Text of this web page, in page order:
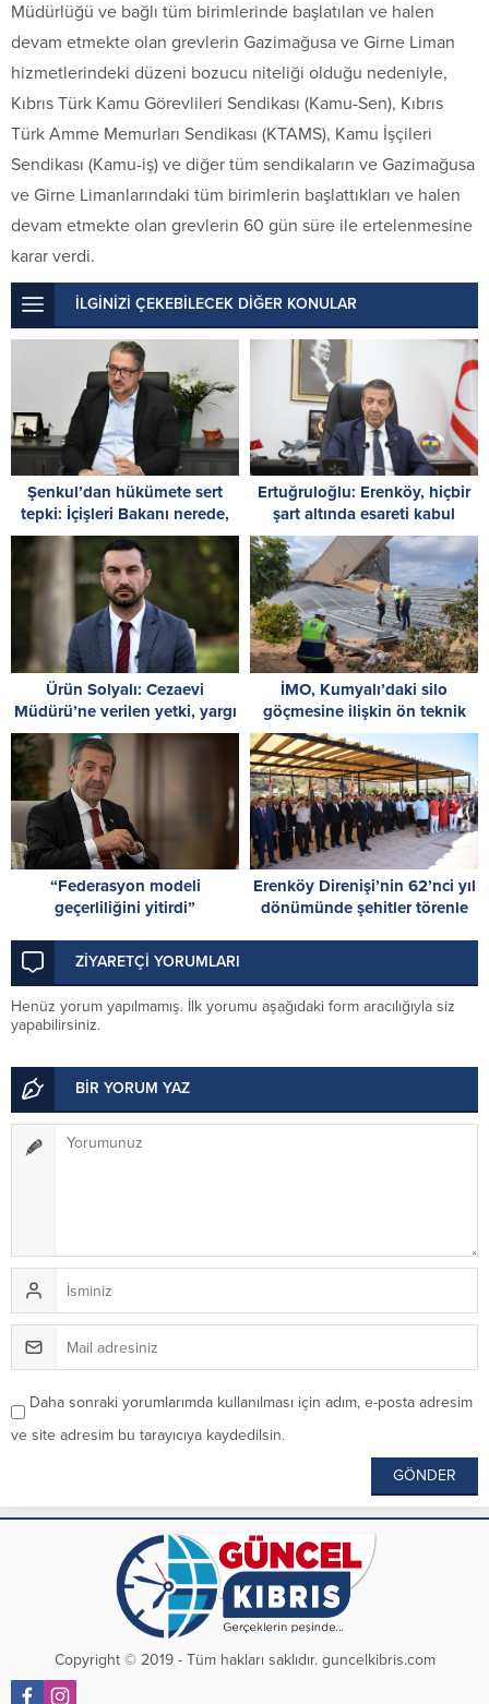
Müdürlüğü ve bağlı tüm birimlerinde başlatılan ve halen
devam etmekte olan grevlerin Gazimağusa ve Girne Liman
hizmetlerindeki düzeni bozucu niteliği olduğu nedeniyle,
Kıbrıs Türk Kamu Görevlileri Sendikası (Kamu-Sen), Kıbrıs
Türk Amme Memurları Sendikası (KTAMS), Kamu İşçileri
Sendikası (Kamu-iş) ve diğer tüm sendikaların ve Gazimağusa
ve Girne Limanlarındaki tüm birimlerin başlattıkları ve halen
devam etmekte olan grevlerin 60 gün süre ile ertelenmesine
karar verdi.
İLGİNİZİ ÇEKEBİLECEK DİĞER KONULAR
Şenkul’dan hükümete sert
tepki: İçişleri Bakanı nerede,
Başbakan nerede?
Ertuğruloğlu: Erenköy, hiçbir
şart altında esareti kabul
etmeyeceğimizin en açık
kanıtıdır
Ürün Solyalı: Cezaevi
Müdürü’ne verilen yetki, yargı
kararlarına müdahaledir
İMO, Kumyalı’daki silo
göçmesine ilişkin ön teknik
incelemesini tamamladı
“Federasyon modeli
geçerliliğini yitirdi”
Erenköy Direnişi’nin 62’nci yıl
dönümünde şehitler törenle
ZİYARETÇİ YORUMLARI
Henüz yorum yapılmamış. İlk yorumu aşağıdaki form aracılığıyla siz
yapabilirsiniz.
BİR YORUM YAZ
Daha sonraki yorumlarımda kullanılması için adım, e-posta adresim
ve site adresim bu tarayıcıya kaydedilsin.
Copyright © 2019 - Tüm hakları saklıdır. guncelkibris.com